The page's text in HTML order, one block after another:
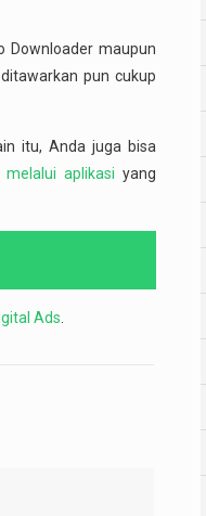
Downloader maupun
pun cukup
itu, Anda juga bisa
aplikasi yang
Ads